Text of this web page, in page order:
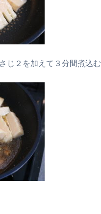
じ２を加えて３分間煮込む